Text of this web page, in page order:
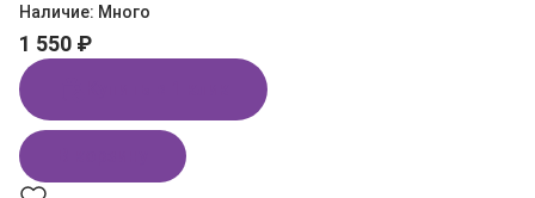
Наличие: Много
1 550 ₽